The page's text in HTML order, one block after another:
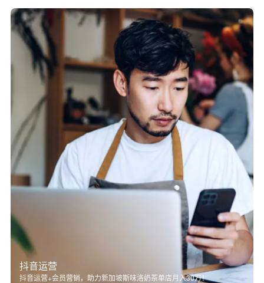
抖音运营
抖音运营+会员营销，助力新加坡斯味洛奶茶单店月入30万！